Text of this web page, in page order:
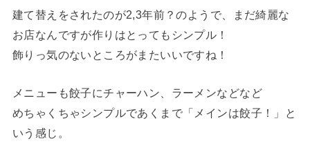
建て替えをされたのが2,3年前？のようで、まだ綺麗な
お店なんですが作りはとってもシンプル！
飾りっ気のないところがまたいいですね！
メニューも餃子にチャーハン、ラーメンなどなど
めちゃくちゃシンプルであくまで「メインは餃子！」と
いう感じ。